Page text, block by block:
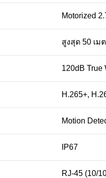
Motorized
สูงสุด 50 เม
120dB True
H.265+,
Motion
IP67
RJ-45 (10/